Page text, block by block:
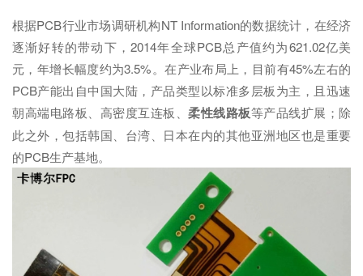
根据PCB行业市场调研机构NT Information的数据统计，在经济
逐渐好转的带动下，2014年全球PCB总产值约为621.02亿美
元，年增长幅度约为3.5%。在产业布局上，目前有45%左右的
PCB产能出自中国大陆，产品类型以标准多层板为主，且迅速
朝高端电路板、高密度互连板、 柔性线路板等产品线扩展；除
此之外，包括韩国、台湾、日本在内的其他亚洲地区也是重要
的PCB生产基地。